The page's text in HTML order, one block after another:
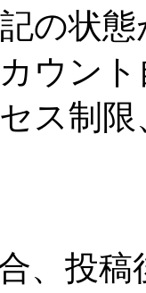
の状態
ウント
ス制限
、投稿